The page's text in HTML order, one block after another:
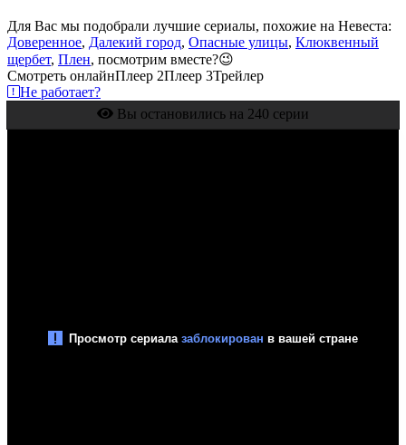
Для Вас мы подобрали лучшие сериалы, похожие на Невеста:
Доверенное, Далекий город, Опасные улицы, Клюквенный
щербет, Плен, посмотрим вместе?😉
Смотреть онлайнПлеер 2Плеер 3Трейлер
Не работает?
Вы остановились на 240 серии